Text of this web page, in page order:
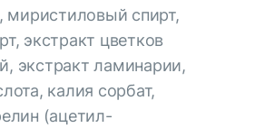
миристиловый спирт,
экстракт цветков
экстракт ламинарии,
калия сорбат,
(ацетил-